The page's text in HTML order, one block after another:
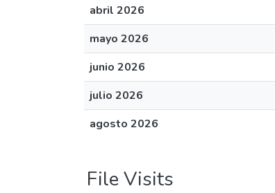
abril 2026
mayo 2026
junio 2026
julio 2026
agosto 2026
File Visits